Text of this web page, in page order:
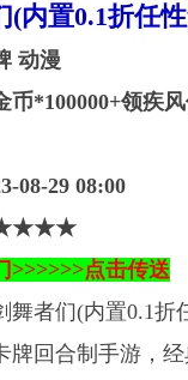
内置0.1折任性
动漫
币*100000+领疾
08-29 08:00
>>>>>>点击传送
舞者们(内置0.1折
牌回合制手游，